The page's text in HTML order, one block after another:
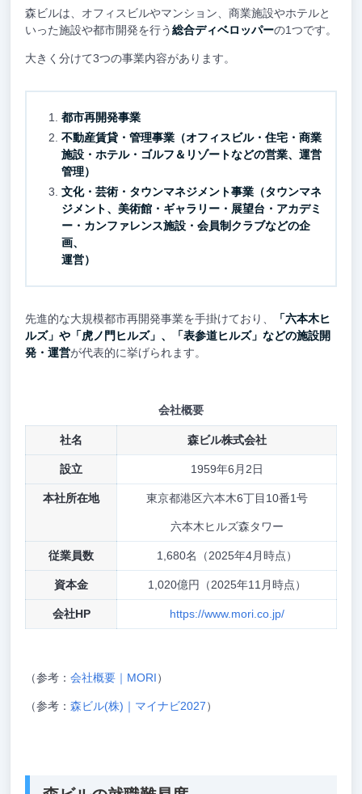
森ビルは、オフィスビルやマンション、商業施設やホテルと
いった施設や都市開発を行う総合ディベロッパーの1つです。
大きく分けて3つの事業内容があります。
都市再開発事業
不動産賃貸・管理事業（オフィスビル・住宅・商業
施設・ホテル・ゴルフ＆リゾートなどの営業、運営
管理）
文化・芸術・タウンマネジメント事業（タウンマネ
ジメント、美術館・ギャラリー・展望台・アカデミ
ー・カンファレンス施設・会員制クラブなどの企
画、
運営）
先進的な大規模都市再開発事業を手掛けており、
「六本木ヒ
ルズ」や「虎ノ門ヒルズ」、「表参道ヒルズ」などの施設開
発・運営が代表的に挙げられます。
会社概要
社名 森ビル株式会社
設立 1959年6月2日
本社所在地 東京都港区六本木6丁目10番1号
六本木ヒルズ森タワー
従業員数 1,680名（2025年4月時点）
資本金 1,020億円（2025年11月時点）
会社HP https://www.mori.co.jp/
（参考： 会社概要｜MORI）
（参考： 森ビル(株)｜マイナビ2027）